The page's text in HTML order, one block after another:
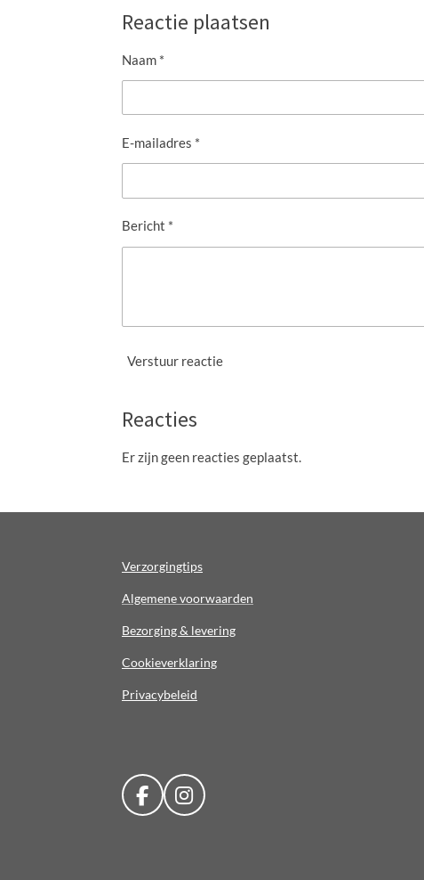
Reactie plaatsen
Naam *
E-mailadres *
Bericht *
Verstuur reactie
Reacties
Er zijn geen reacties geplaatst.
Verzorgingtips
Algemene voorwaarden
Bezorging & levering
Cookieverklaring
Privacybeleid
F
a
I
n